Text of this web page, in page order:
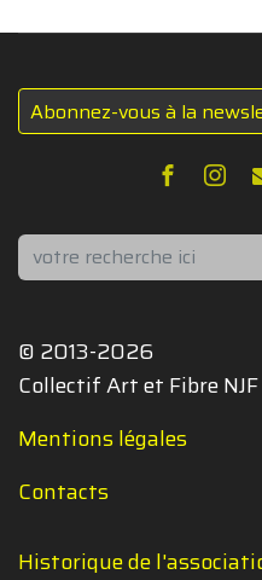
Abonnez-vous à la
Rechercher
© 2013-2026
Collectif Art et Fibre NJF
Mentions légales
Contacts
Historique de